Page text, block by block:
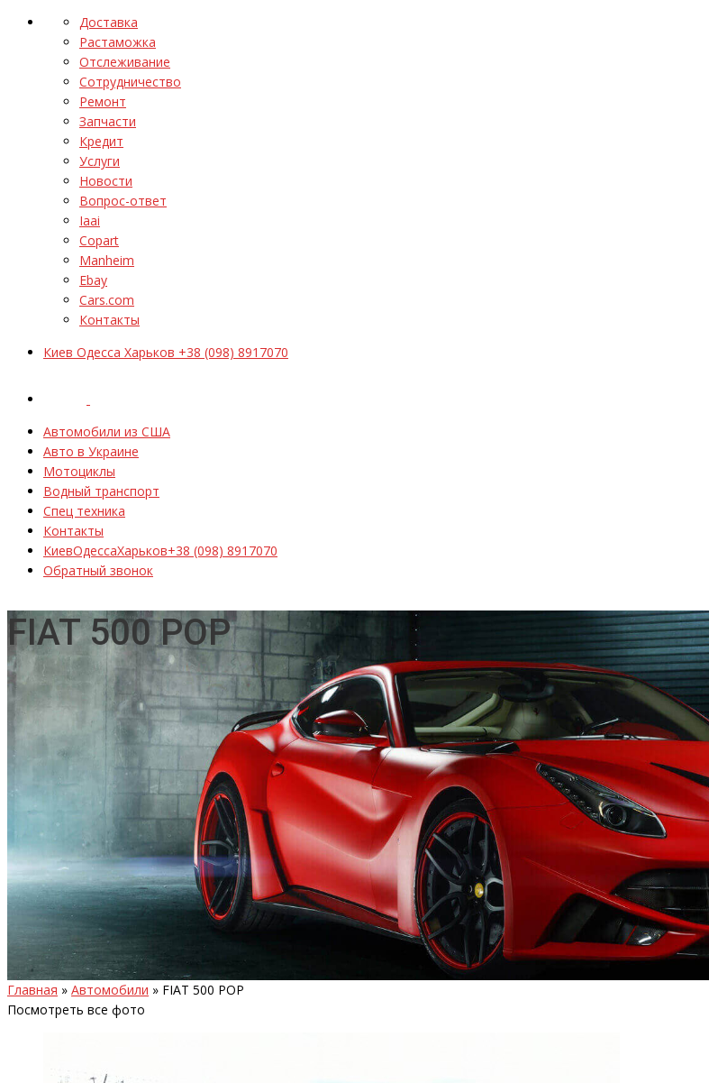
Доставка
Растаможка
Отслеживание
Сотрудничество
Ремонт
Запчасти
Кредит
Услуги
Новости
Вопрос-ответ
Iaai
Copart
Manheim
Ebay
Cars.com
Контакты
Киев Одесса Харьков +38 (098) 8917070
Автомобили из США
Авто в Украине
Мотоциклы
Водный транспорт
Спец техника
Контакты
КиевОдессаХарьков+38 (098) 8917070
Обратный звонок
FIAT 500 POP
Главная » Автомобили » FIAT 500 POP
Посмотреть все фото